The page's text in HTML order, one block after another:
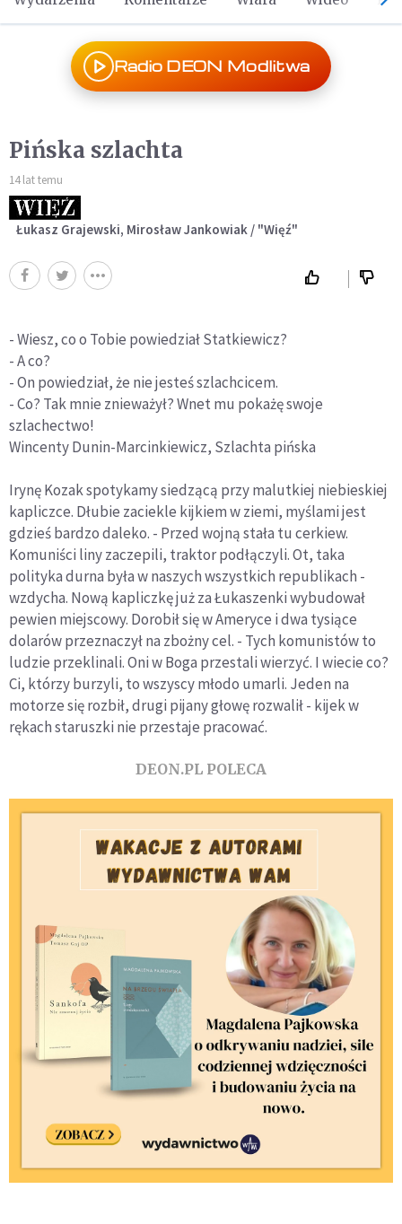
Radio DEON Modlitwa
Pińska szlachta
14 lat temu
Łukasz Grajewski, Mirosław Jankowiak / "Więź"
- Wiesz, co o Tobie powiedział Statkiewicz?
- A co?
- On powiedział, że nie jesteś szlachcicem.
- Co? Tak mnie znieważył? Wnet mu pokażę swoje
szlachectwo!
Wincenty Dunin-Marcinkiewicz, Szlachta pińska
Irynę Kozak spotykamy siedzącą przy malutkiej niebieskiej
kapliczce. Dłubie zaciekle kijkiem w ziemi, myślami jest
gdzieś bardzo daleko. - Przed wojną stała tu cerkiew.
Komuniści liny zaczepili, traktor podłączyli. Ot, taka
polityka durna była w naszych wszystkich republikach -
wzdycha. Nową kapliczkę już za Łukaszenki wybudował
pewien miejscowy. Dorobił się w Ameryce i dwa tysiące
dolarów przeznaczył na zbożny cel. - Tych komunistów to
ludzie przeklinali. Oni w Boga przestali wierzyć. I wiecie co?
Ci, którzy burzyli, to wszyscy młodo umarli. Jeden na
motorze się rozbił, drugi pijany głowę rozwalił - kijek w
rękach staruszki nie przestaje pracować.
DEON.PL POLECA